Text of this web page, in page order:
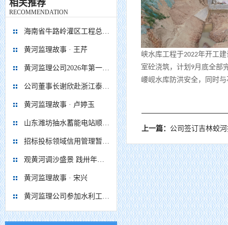
相关推荐
RECOMMENDATION
海南省牛路岭灌区工程总干渠1#隧洞无压段提前5个月贯通
黄河监理故事 · 王芹
黄河监理公司2026年第一次 股东会、董事会、监事会顺利召开
公司董事长谢欣赴浙江泰顺抽水蓄能电站项目调研慰问
黄河监理故事 · 卢婷玉
山东潍坊抽水蓄能电站顺利通过蓄水阶段移民安置省级终验
招标投标领域信用管理暂行办法
观黄河调沙盛景 践卅年监理初心
黄河监理故事 · 宋兴
黄河监理公司参加水利工程移民安置监督评估企业座谈会
峡水库工程于2022年开工
室砼浇筑，计划 9月底全部
崾岘水库防洪安全，同时
上一篇： 公司签订吉林蛟河抽水蓄能电站